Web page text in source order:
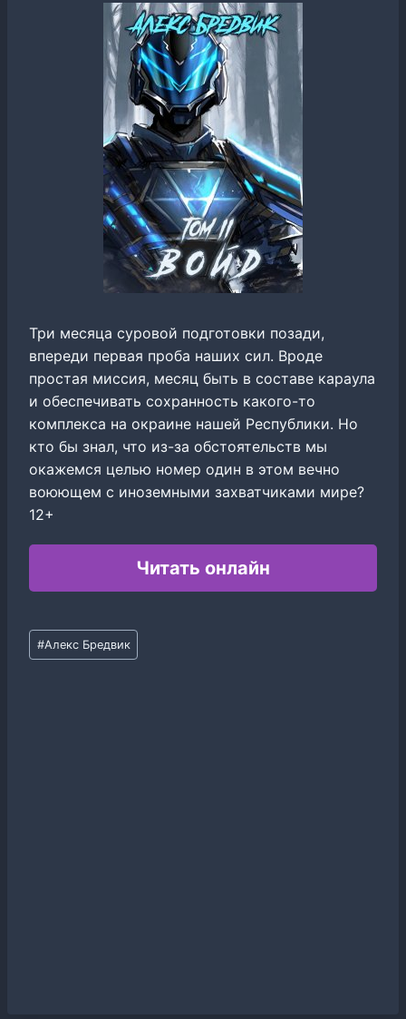
Три месяца суровой подготовки позади,
впереди первая проба наших сил. Вроде
простая миссия, месяц быть в составе караула
и обеспечивать сохранность какого-то
комплекса на окраине нашей Республики. Но
кто бы знал, что из-за обстоятельств мы
окажемся целью номер один в этом вечно
воюющем с иноземными захватчиками мире?
12+
Читать онлайн
Метки
записи:
#Алекс Бредвик